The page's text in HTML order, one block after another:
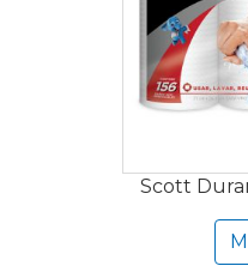
Scott